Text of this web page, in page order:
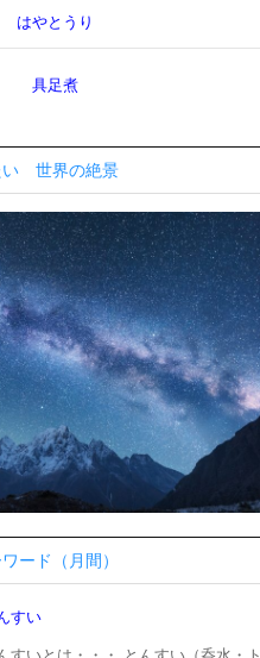
はやとうり
具足煮
い 世界の絶景
ード（月間）
すい
すいとは・・・ とんすい（呑水・ト